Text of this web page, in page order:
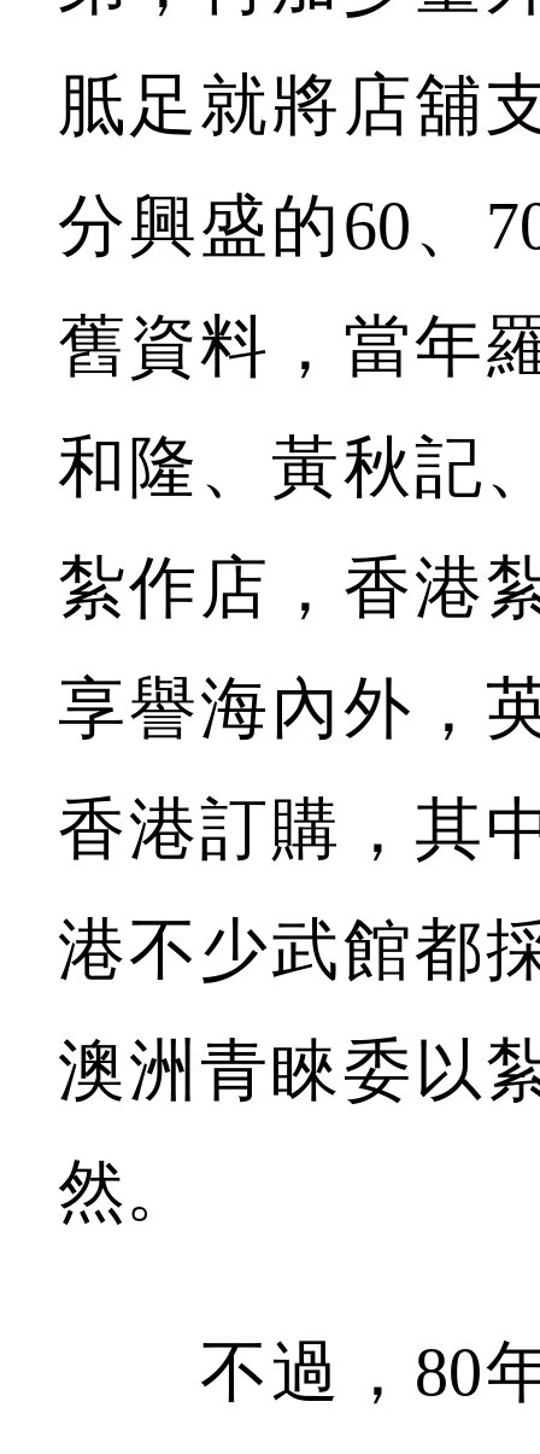
胝足就將店舖
分興盛的60、
舊資料，當年
和隆、黃秋記
紮作店，香港
享譽海內外，
香港訂購，其
港不少武館都
澳洲青睞委以
然。
不過，80年